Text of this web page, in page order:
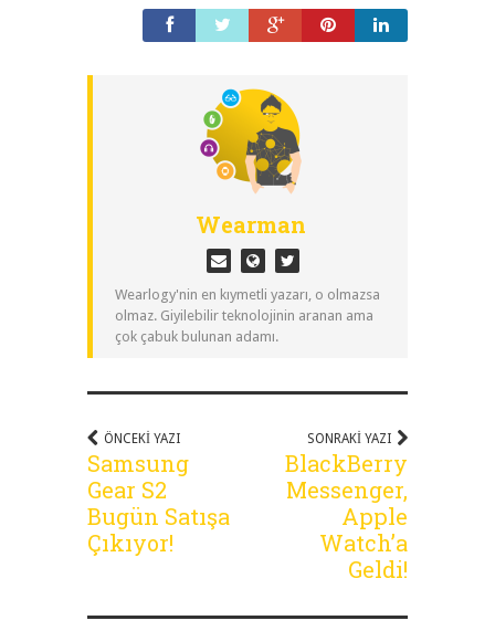
Wearman
Wearlogy'nin en kıymetli yazarı, o olmazsa
olmaz. Giyilebilir teknolojinin aranan ama
çok çabuk bulunan adamı.
ÖNCEKI YAZI
Samsung
Gear S2
Bugün Satışa
Çıkıyor!
SONRAKI YAZI
BlackBerry
Messenger,
Apple
Watch’a
Geldi!